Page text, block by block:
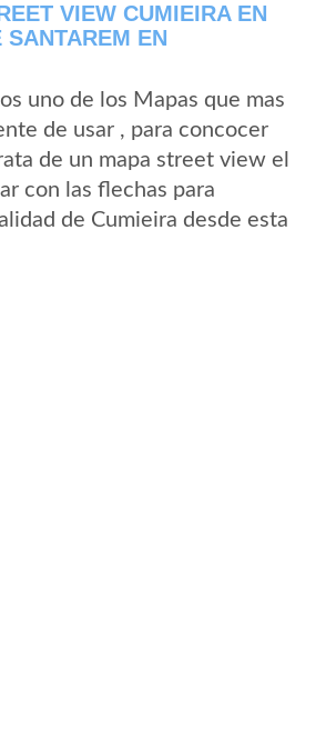
VIEW CUMIEIRA EN
SANTAREM EN
uno de los Mapas que mas
de usar , para concocer
de un mapa street view el
con las flechas para
de Cumieira desde esta